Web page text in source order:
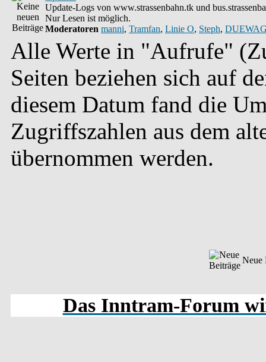
Update-Logs von www.strassenbahn.tk und
Nur Lesen ist möglich.
Moderatoren manni, Tramfan, Linie O, Steph,
Alle Werte in "Aufrufe"
Seiten beziehen sich auf
diesem Datum fand die
Zugriffszahlen aus dem
übernommen werden.
Neue
Das Inntram-Forum